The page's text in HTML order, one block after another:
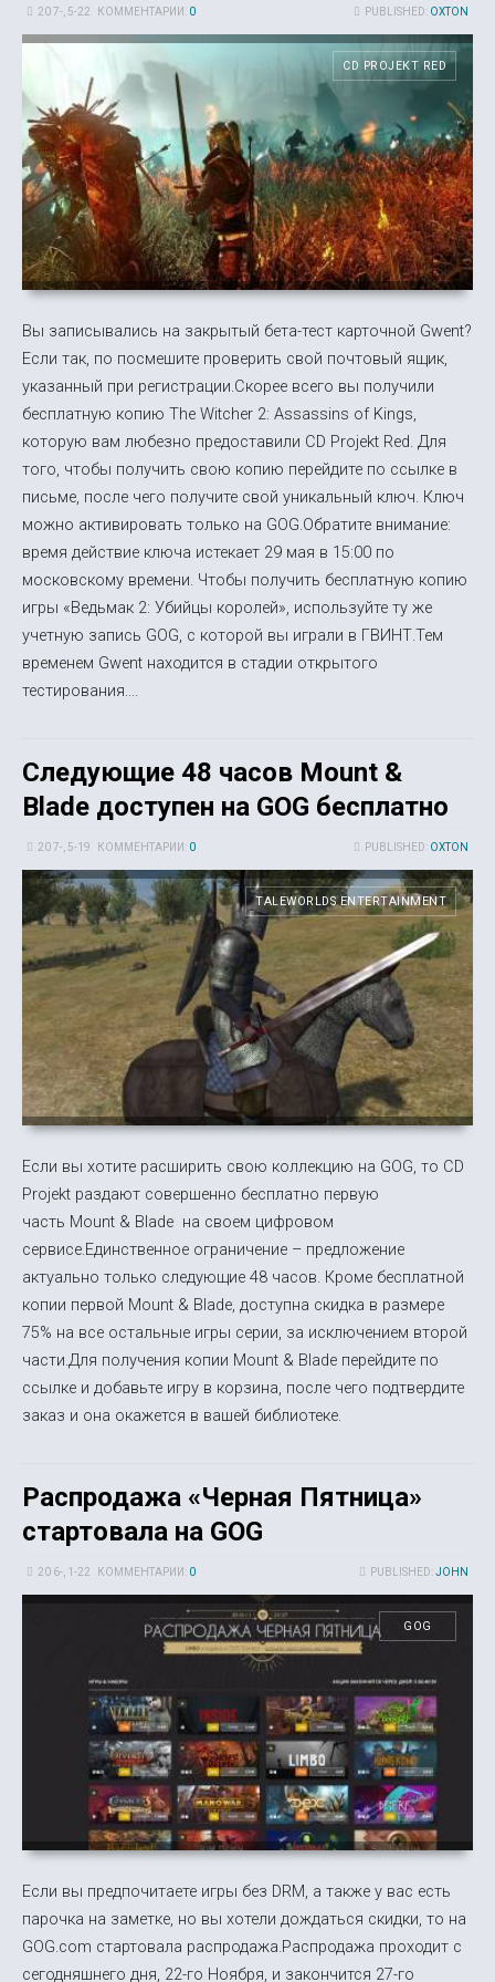
PUBLISHED: OXTON
20 7-, 5-22 КОММЕНТАРИИ: 0
CD PROJEKT RED
Вы записывались на закрытый бета-тест карточной Gwent?
Если так, по посмешите проверить свой почтовый ящик,
указанный при регистрации.Скорее всего вы получили
бесплатную копию The Witcher 2: Assassins of Kings,
которую вам любезно предоставили CD Projekt Red. Для
того, чтобы получить свою копию перейдите по ссылке в
письме, после чего получите свой уникальный ключ. Ключ
можно активировать только на GOG.Обратите внимание:
время действие ключа истекает 29 мая в 15:00 по
московскому времени. Чтобы получить бесплатную копию
игры «Ведьмак 2: Убийцы королей», используйте ту же
учетную запись GOG, с которой вы играли в ГВИНТ.Тем
временем Gwent находится в стадии открытого
тестирования....
Следующие 48 часов Mount &
Blade доступен на GOG бесплатно
PUBLISHED: OXTON
20 7-, 5-19 КОММЕНТАРИИ: 0
TALEWORLDS ENTERTAINMENT
Если вы хотите расширить свою коллекцию на GOG, то CD
Projekt раздают совершенно бесплатно первую
часть Mount & Blade на своем цифровом
сервисе.Единственное ограничение – предложение
актуально только следующие 48 часов. Кроме бесплатной
копии первой Mount & Blade, доступна скидка в размере
75% на все остальные игры серии, за исключением второй
части.Для получения копии Mount & Blade перейдите по
ссылке и добавьте игру в корзина, после чего подтвердите
заказ и она окажется в вашей библиотеке.
Распродажа «Черная Пятница»
стартовала на GOG
PUBLISHED:JOHN
20 6-, 1-22 КОММЕНТАРИИ: 0
GOG
Если вы предпочитаете игры без DRM, а также у вас есть
парочка на заметке, но вы хотели дождаться скидки, то на
GOG.com стартовала распродажа.Распродажа проходит с
сегодняшнего дня, 22-го Ноября, и закончится 27-го